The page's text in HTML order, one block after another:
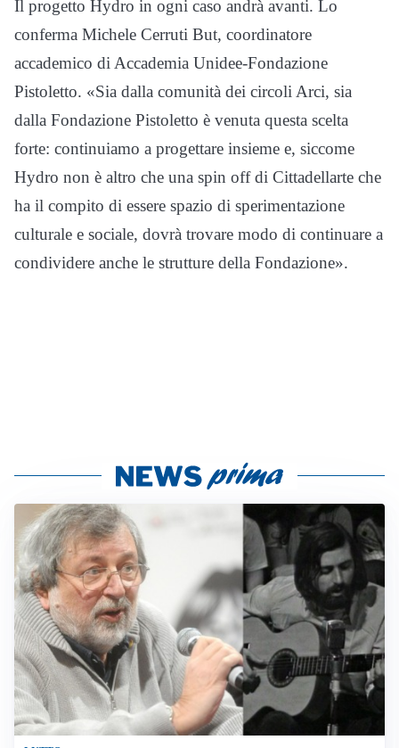
Il progetto Hydro in ogni caso andrà avanti. Lo
conferma Michele Cerruti But, coordinatore
accademico di Accademia Unidee-Fondazione
Pistoletto. «Sia dalla comunità dei circoli Arci, sia
dalla Fondazione Pistoletto è venuta questa scelta
forte: continuiamo a progettare insieme e, siccome
Hydro non è altro che una spin off di Cittadellarte che
ha il compito di essere spazio di sperimentazione
culturale e sociale, dovrà trovare modo di continuare a
condividere anche le strutture della Fondazione».